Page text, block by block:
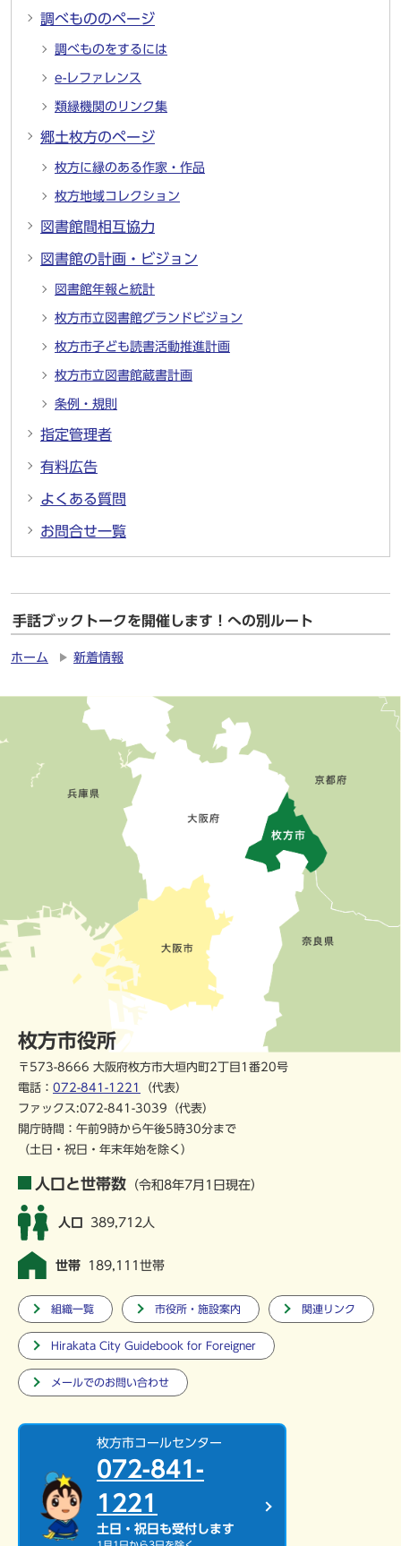
調べもののページ
調べものをするには
e-レファレンス
類縁機関のリンク集
郷土枚方のページ
枚方に縁のある作家・作品
枚方地域コレクション
図書館間相互協力
図書館の計画・ビジョン
図書館年報と統計
枚方市立図書館グランドビジョン
枚方市子ども読書活動推進計画
枚方市立図書館蔵書計画
条例・規則
指定管理者
有料広告
よくある質問
お問合せ一覧
手話ブックトークを開催します！への別ルート
ホーム 新着情報
枚方市役所
〒573-8666 大阪府枚方市大垣内町2丁目1番20号
電話： 072-841-1221
（代表）
ファックス:072-841-3039（代表）
開庁時間：午前9時から午後5時30分まで
（土日・祝日・年末年始を除く）
人口と世帯数 （令和8年7月1日現在）
人口 389,712人
世帯 189,111世帯
組織一覧 市役所・施設案内 関連リンク
Hirakata City Guidebook for Foreigner
メールでのお問い合わせ
枚方市コールセンター
072-841-
1221
土日・祝日も受付します